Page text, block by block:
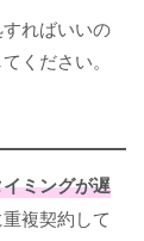
ればいいの
ください。
ミングが遅
複契約して